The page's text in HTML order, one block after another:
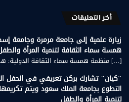
أخر التعليقات
همسة سماء الثقافة لتنمية المرأة
[…] منظمة همسة سماء الثقافة الدولية:
"كيان" تشارك بركن تعريفي في الحفل
التطوع بجامعة الملك سعود ويتم
لتنمية المرأة والطفل